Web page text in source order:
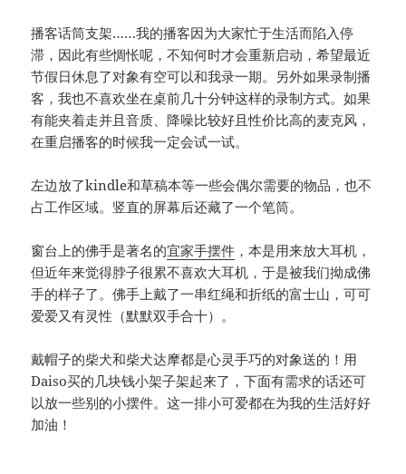
播客话筒支架……我的播客因为大家忙于生活而陷入停
滞，因此有些惆怅呢，不知何时才会重新启动，希望最近
节假日休息了对象有空可以和我录一期。另外如果录制播
客，我也不喜欢坐在桌前几十分钟这样的录制方式。如果
有能夹着走并且音质、降噪比较好且性价比高的麦克风，
在重启播客的时候我一定会试一试。
左边放了kindle和草稿本等一些会偶尔需要的物品，也不
占工作区域。竖直的屏幕后还藏了一个笔筒。
窗台上的佛手是著名的宜家手摆件 ，本是用来放大耳机，
但近年来觉得脖子很累不喜欢大耳机，于是被我们拗成佛
手的样子了。佛手上戴了一串红绳和折纸的富士山，可可
爱爱又有灵性（默默双手合十）。
戴帽子的柴犬和柴犬达摩都是心灵手巧的对象送的！用
Daiso买的几块钱小架子架起来了，下面有需求的话还可
以放一些别的小摆件。这一排小可爱都在为我的生活好好
加油！